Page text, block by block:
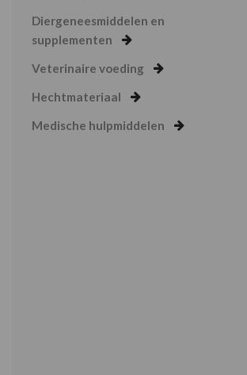
Diergeneesmiddelen en
supplementen
Veterinaire voeding
Hechtmateriaal
Medische hulpmiddelen